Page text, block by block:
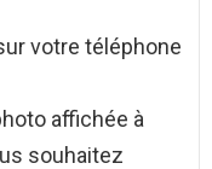
votre téléphone
affichée à
souhaitez